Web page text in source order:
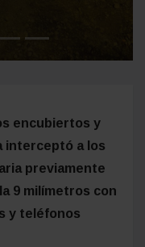
encubiertos y
interceptó a los
previamente
9 milímetros con
y teléfonos